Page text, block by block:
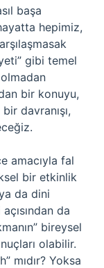
başa
hayatta hepimiz,
gibi temel
bir konuyu,
davranışı,
amacıyla fal
bir etkinlik
da dini
da
bireysel
olabilir.
mıdır? Yoksa